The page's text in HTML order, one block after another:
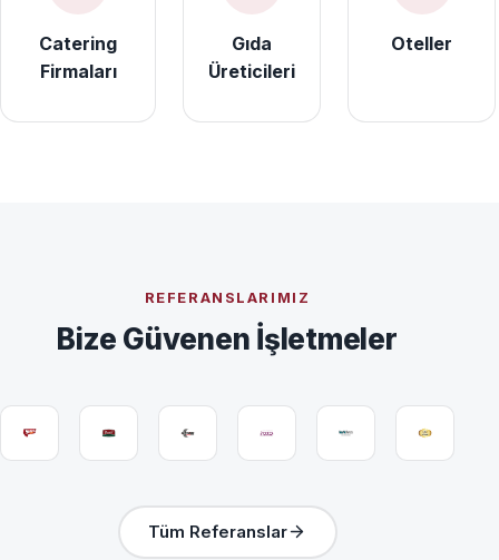
Catering
Firmaları
Gıda
Üreticileri
Oteller
REFERANSLARIMIZ
Bize Güvenen İşletmeler
Tüm Referanslar